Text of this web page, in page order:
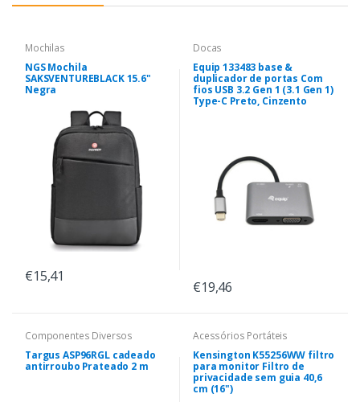
Mochilas
NGS Mochila
SAKSVENTUREBLACK 15.6"
Negra
€15,41
Docas
Equip 133483 base &
duplicador de portas Com
fios USB 3.2 Gen 1 (3.1 Gen 1)
Type-C Preto, Cinzento
€19,46
Componentes Diversos
Targus ASP96RGL cadeado
antirroubo Prateado 2 m
Acessórios Portáteis
Kensington K55256WW filtro
para monitor Filtro de
privacidade sem guia 40,6
cm (16")